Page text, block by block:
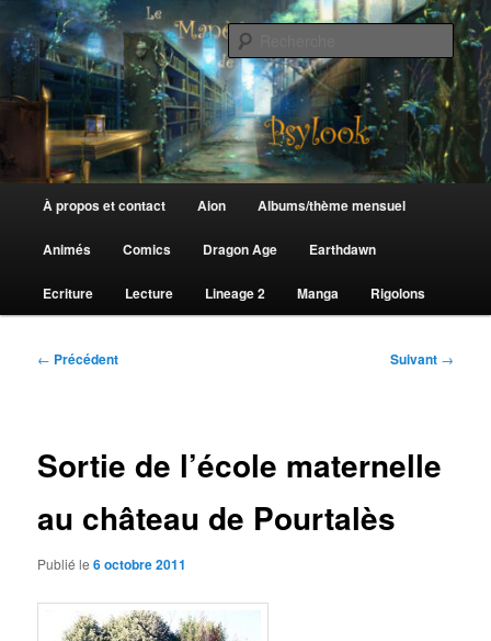
au
contenu
principalLe Manège de Psylook
principal
À propos et contact Aion Albums/thème mensuel
Animés Comics Dragon Age Earthdawn
Ecriture Lecture Lineage 2 Manga Rigolons
Navigation
← Précédent Suivant →
Sortie de l’école maternelle
au château de Pourtalès
Publié le6 octobre 2011